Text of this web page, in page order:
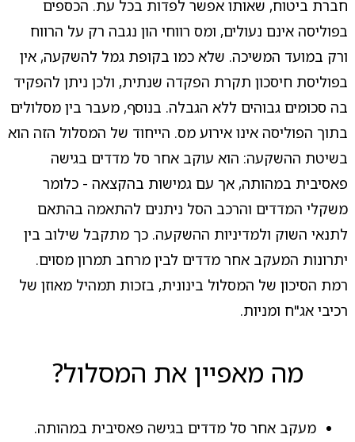
חברת ביטוח, שאותו אפשר לפדות בכל עת. הכספים
בפוליסה אינם נעולים, ומס רווחי הון נגבה רק על הרווח
ורק במועד המשיכה. שלא כמו בקופת גמל להשקעה, אין
בפוליסת חיסכון תקרת הפקדה שנתית, ולכן ניתן להפקיד
בה סכומים גבוהים ללא הגבלה. בנוסף, מעבר בין מסלולים
בתוך הפוליסה אינו אירוע מס. הייחוד של המסלול הזה הוא
בשיטת ההשקעה: הוא עוקב אחר סל מדדים בגישה
פאסיבית במהותה, אך עם גמישות בהקצאה - כלומר
משקלי המדדים והרכב הסל ניתנים להתאמה בהתאם
לתנאי השוק ולמדיניות ההשקעה. כך מתקבל שילוב בין
יתרונות המעקב אחר מדדים לבין מרחב תמרון מסוים.
רמת הסיכון של המסלול בינונית, בזכות תמהיל מאוזן של
רכיבי אג"ח ומניות.
מה מאפיין את המסלול?
מעקב אחר סל מדדים בגישה פאסיבית במהותה.